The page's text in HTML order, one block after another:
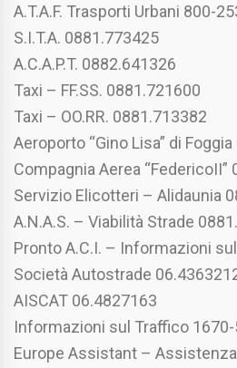
A.T.A.F. Trasporti Urbani 800-
S.I.T.A. 0881.773425
A.C.A.P.T. 0882.641326
Taxi – FF.SS. 0881.721600
Taxi – OO.RR. 0881.713382
Aeroporto “Gino Lisa” di
Compagnia Aerea “FedericoII”
Servizio Elicotteri – Alidaunia
A.N.A.S. – Viabilità Strade
Pronto A.C.I. – Informazioni
Società Autostrade
AISCAT 06.4827163
Informazioni sul Traffico
Europe Assistant –